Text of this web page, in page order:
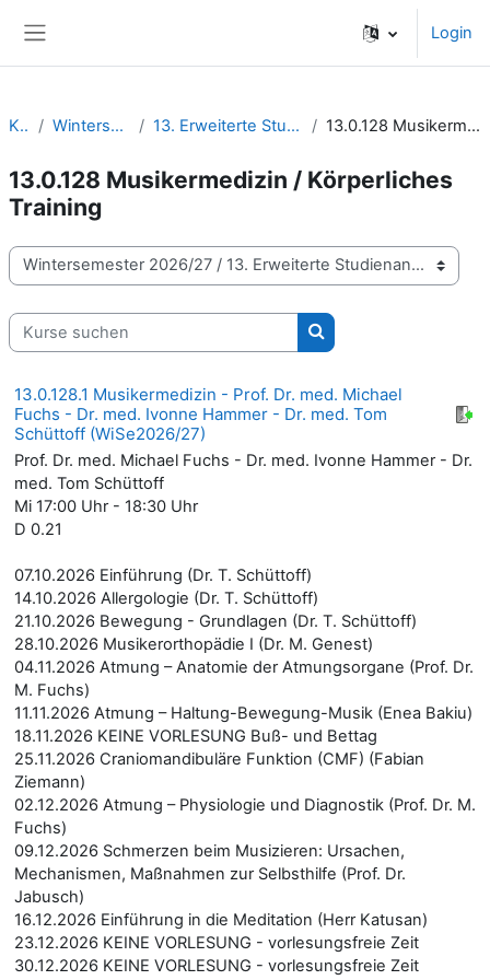
Login
Kurse Wintersemester 2026/27 13. Erweiterte Studienangebote | Wahlmodule 13.0.128 Musikermedizin / Körperliches Training
13.0.128 Musikermedizin / Körperliches
Training
Kursbereiche
Kurse suchen
Kurse suchen
13.0.128.1 Musikermedizin - Prof. Dr. med. Michael
Fuchs - Dr. med. Ivonne Hammer - Dr. med. Tom
Schüttoff (WiSe2026/27)
Prof. Dr. med. Michael Fuchs - Dr. med. Ivonne Hammer - Dr.
med. Tom Schüttoff
Mi 17:00 Uhr - 18:30 Uhr
D 0.21
07.10.2026 Einführung (Dr. T. Schüttoff)
14.10.2026 Allergologie (Dr. T. Schüttoff)
21.10.2026 Bewegung - Grundlagen (Dr. T. Schüttoff)
28.10.2026 Musikerorthopädie I (Dr. M. Genest)
04.11.2026 Atmung – Anatomie der Atmungsorgane (Prof. Dr.
M. Fuchs)
11.11.2026 Atmung – Haltung-Bewegung-Musik (Enea Bakiu)
18.11.2026 KEINE VORLESUNG Buß- und Bettag
25.11.2026 Craniomandibuläre Funktion (CMF) (Fabian
Ziemann)
02.12.2026 Atmung – Physiologie und Diagnostik (Prof. Dr. M.
Fuchs)
09.12.2026 Schmerzen beim Musizieren: Ursachen,
Mechanismen, Maßnahmen zur Selbsthilfe (Prof. Dr.
Jabusch)
16.12.2026 Einführung in die Meditation (Herr Katusan)
23.12.2026 KEINE VORLESUNG - vorlesungsfreie Zeit
30.12.2026 KEINE VORLESUNG - vorlesungsfreie Zeit